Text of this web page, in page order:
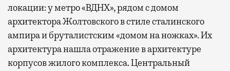
локации: у метро «ВДНХ», рядом с домом
архитектора Жолтовского в стиле сталинского
ампира и бруталистским «домом на ножках». Их
архитектура нашла отражение в архитектуре
корпусов жилого комплекса. Центральный